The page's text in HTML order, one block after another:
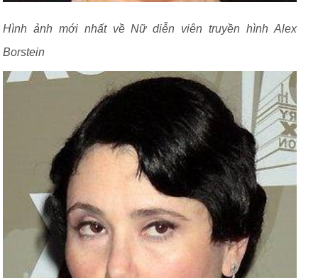
Hình ảnh mới nhất về Nữ diễn viên truyền hình Alex
Borstein